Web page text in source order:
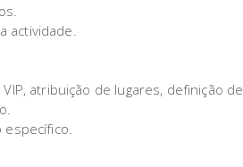
actividade.
atribuição de lugares, definição de